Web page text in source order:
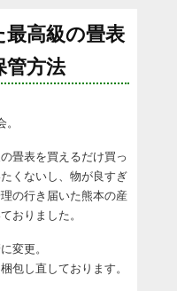
高級の畳表
方法
畳表を買えるだけ買っ
くないし、物が良すぎ
の行き届いた熊本の産
おりました。
変更。
包し直しております。